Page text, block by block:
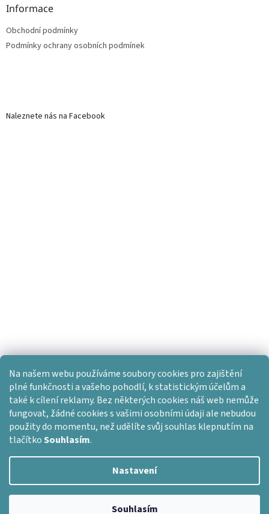
Na našem webu používáme soubory cookies pro zajištění
plné funkčnosti a vašeho pohodlí, k statistickým účelům a
také k cílení reklamy. Bez některých cookies náš web nemůže
fungovat, žádné cookies s vašimi osobními údaji ale nebudou
použity do momentu, než udělíte svůj souhlas klepnutím na
tlačítkoSouhlasím.
Nastavení
Souhlasím
Informace
Obchodní podmínky
Podmínky ochrany osobních podmínek
Naleznete nás na Facebook
Vytvořil Shoptet
Dlažba skladem. Všechna práva vyhrazena.